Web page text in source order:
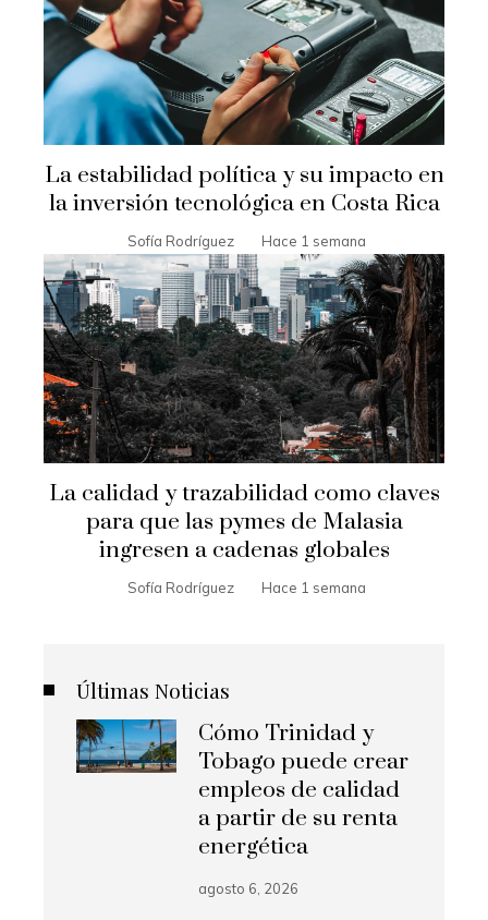
La estabilidad política y su impacto en
la inversión tecnológica en Costa Rica
Sofía Rodríguez Hace 1 semana
La calidad y trazabilidad como claves
para que las pymes de Malasia
ingresen a cadenas globales
Sofía Rodríguez Hace 1 semana
Últimas Noticias
Cómo Trinidad y
Tobago puede crear
empleos de calidad
a partir de su renta
energética
agosto 6, 2026